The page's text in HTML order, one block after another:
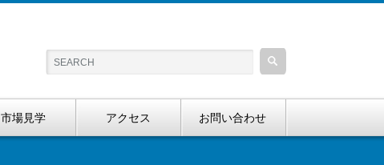
市場見学 アクセス お問い合わせ